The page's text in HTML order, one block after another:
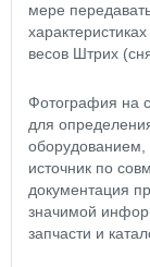
мере
весов Штрих
Фотография на
для
источник по
документация
значимой
запчасти и